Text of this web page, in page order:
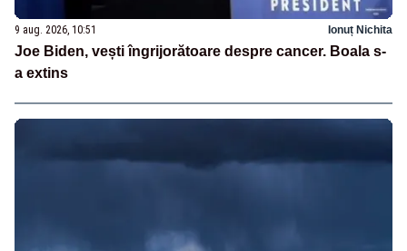
9 aug. 2026, 10:51 Ionuț Nichita
Joe Biden, vești îngrijorătoare despre cancer. Boala s-
a extins